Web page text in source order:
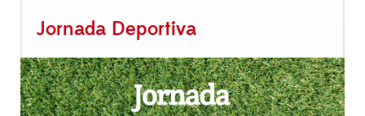
Jornada Deportiva